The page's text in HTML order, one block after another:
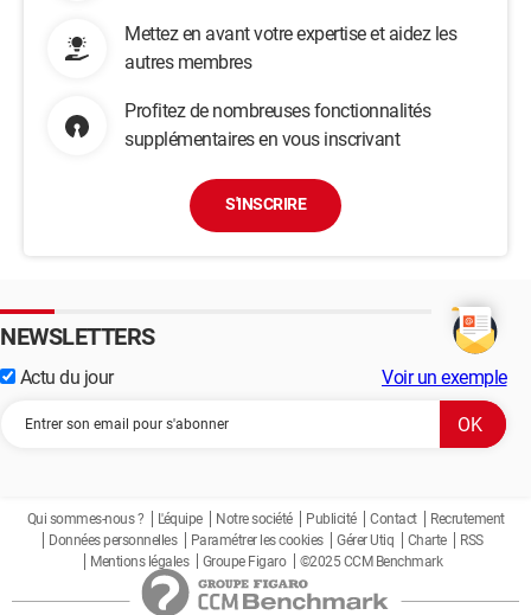
Mettez en avant votre expertise et aidez les
autres membres
Profitez de nombreuses fonctionnalités
supplémentaires en vous inscrivant
S'INSCRIRE
NEWSLETTERS
Actu du jour Voir un exemple
Qui sommes-nous ? L'équipe Notre société Publicité Contact
Recrutement
Données personnelles
Paramétrer les cookies Gérer Utiq Charte
RSS
Mentions légales
Groupe Figaro ©2025 CCM Benchmark